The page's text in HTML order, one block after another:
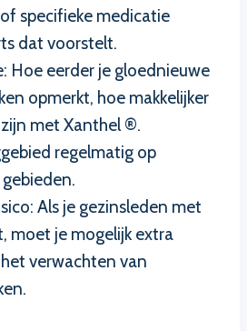
specifieke medicatie
dat voorstelt.
Hoe eerder je gloednieuwe
opmerkt, hoe makkelijker
met Xanthel ®.
regelmatig op
Als je gezinsleden met
moet je mogelijk extra
verwachten van